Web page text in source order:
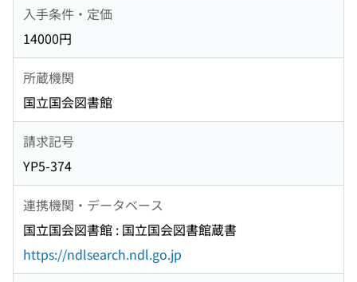
入手条件・定価
14000円
所蔵機関
国立国会図書館
請求記号
YP5-374
連携機関・データベース
国立国会図書館 : 国立国会図書館蔵書
https://ndlsearch.ndl.go.jp